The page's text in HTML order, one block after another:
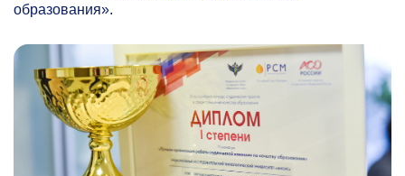
образования».